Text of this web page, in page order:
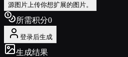
源图片 上传你想扩展的图片。
所需积分0
登录后生成
生成结果